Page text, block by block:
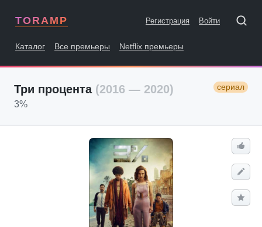
TORAMP Регистрация Войти
Каталог Все премьеры Netflix премьеры
Три процента (2016 — 2020) сериал
3%